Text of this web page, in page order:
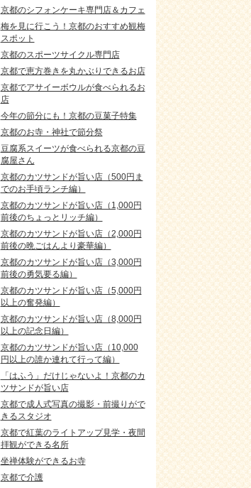
京都のシフォンケーキ専門店＆カフェ
梅を見に行こう！京都のおすすめ観梅
スポット
京都のスポーツサイクル専門店
京都で恵方巻きを丸かぶりできるお店
京都でアサイーボウルが食べられるお
店
今年の節分にも！京都の豆菓子特集
京都のお寺・神社で節分祭
豆腐系スイーツが食べられる京都の豆
腐屋さん
京都のカツサンドが旨い店（500円ま
でのお手頃ランチ編）
京都のカツサンドが旨い店（1,000円
前後のちょっとリッチ編）
京都のカツサンドが旨い店（2,000円
前後の晩ごはんより豪華編）
京都のカツサンドが旨い店（3,000円
前後の勇気要る編）
京都のカツサンドが旨い店（5,000円
以上の奮発編）
京都のカツサンドが旨い店（8,000円
以上の記念日編）
京都のカツサンドが旨い店（10,000
円以上の誰か連れて行って編）
「はふう」だけじゃないよ！京都のカ
ツサンドが旨い店
京都で成人式写真の撮影・前撮りがで
きるスタジオ
京都で紅葉のライトアップ見学・夜間
拝観ができる名所
坐禅体験ができるお寺
京都で介護